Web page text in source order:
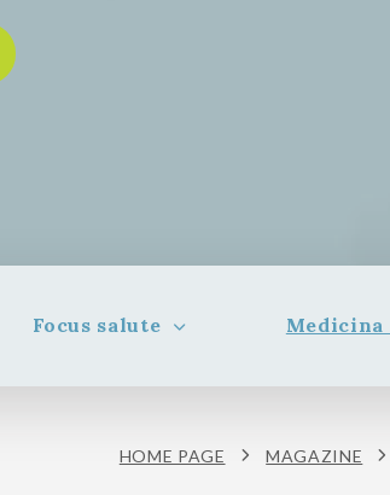
Focus salute
HOME PAGE MAGAZINE